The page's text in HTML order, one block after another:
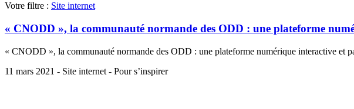
Votre filtre : Site internet
« CNODD », la communauté normande des ODD : une plateforme
« CNODD », la communauté normande des ODD : une plateforme numérique interactive et
11 mars 2021 - Site internet - Pour s’inspirer